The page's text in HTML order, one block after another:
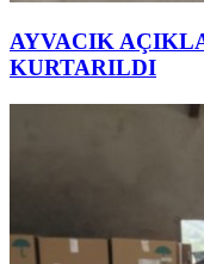
AYVACIK
KURTARILDI